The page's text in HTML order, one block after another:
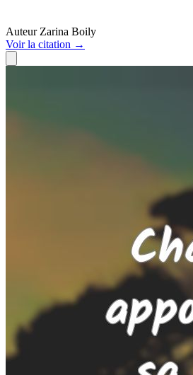
Auteur Zarina Boily
Voirla citation →